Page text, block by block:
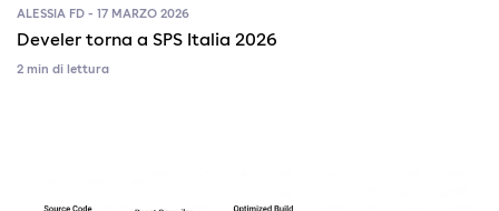
ALESSIA FD - 17 MARZO 2026
Develer torna a SPS Italia 2026
2 min di lettura